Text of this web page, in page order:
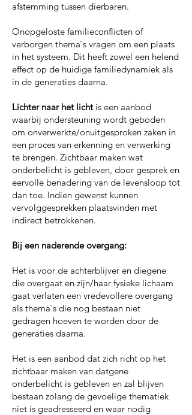
afstemming tussen dierbaren.
Onopgeloste familieconflicten of
verborgen thema`s vragen om een plaats
in het systeem. Dit heeft zowel een helend
effect op de huidige familiedynamiek als
in de generaties daarna.
Lichter naar het lichtis een aanbod
waarbij ondersteuning wordt geboden
om onverwerkte/onuitgesproken zaken in
een proces van erkenning en verwerking
te brengen. Zichtbaar maken wat
onderbelicht is gebleven, door gesprek en
eervolle benadering van de levensloop tot
dan toe. Indien gewenst kunnen
vervolggesprekken plaatsvinden met
indirect betrokkenen.
Bij een naderende overgang:
Het is voor de achterblijver en diegene
die overgaat en zijn/haar fysieke lichaam
gaat verlaten een vredevollere overgang
als thema`s die nog bestaan niet
gedragen hoeven te worden door de
generaties daarna.
Het is een aanbod dat zich richt op het
zichtbaar maken van datgene
onderbelicht is gebleven en zal blijven
bestaan zolang de gevoelige thematiek
niet is geadresseerd en waar nodig